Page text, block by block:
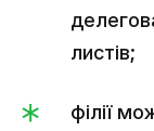
листів;
філії